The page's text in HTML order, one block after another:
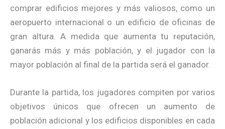
comprar edificios mejores y más valiosos, como un
aeropuerto internacional o un edificio de oficinas de
gran altura. A medida que aumenta tu reputación,
ganarás más y más población, y el jugador con la
mayor población al final de la partida será el ganador.
Durante la partida, los jugadores compiten por varios
objetivos únicos que ofrecen un aumento de
población adicional y los edificios disponibles en cada